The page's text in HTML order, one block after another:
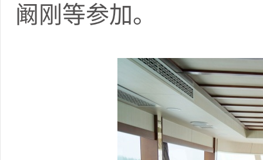
阚刚等参加。